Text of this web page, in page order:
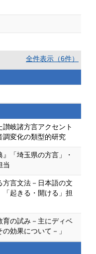
全件表示（6件）
岐諸方言アクセント
調変化の類型的研究
』「埼玉県の方言」・
当
言文法－日本語の文
起きる・開ける」担
育の試み－主にディベ
効果について－」